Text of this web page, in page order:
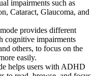
impairments such as
Cataract, Glaucoma, and
provides different
cognitive impairments
others, to focus on the
easily.
helps users with ADHD